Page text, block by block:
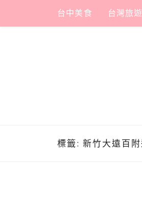
content
台中美食 台灣旅遊
標籤: 新竹大遠百